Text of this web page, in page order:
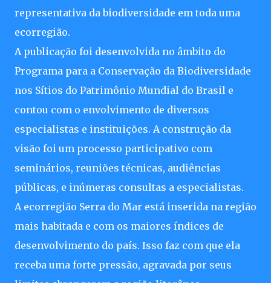
representativa da biodiversidade em toda uma
ecorregião.
A publicação foi desenvolvida no âmbito do
Programa para a Conservação da Biodiversidade
nos Sítios do Patrimônio Mundial do Brasil e
contou com o envolvimento de diversos
especialistas e instituições. A construção da
visão foi um processo participativo com
seminários, reuniões técnicas, audiências
públicas, e inúmeras consultas a especialistas.
A ecorregião Serra do Mar está inserida na região
mais habitada e com os maiores índices de
desenvolvimento do país. Isso faz com que ela
receba uma forte pressão, agravada por seus